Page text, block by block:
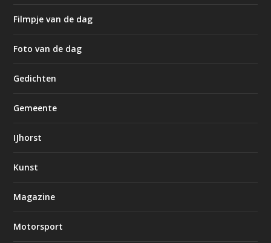
Filmpje van de dag
Foto van de dag
Gedichten
Gemeente
IJhorst
Kunst
Magazine
Motorsport